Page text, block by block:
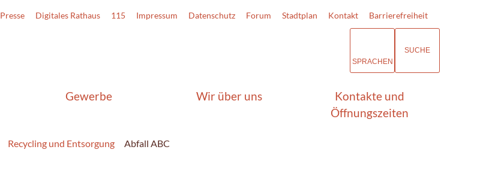
Presse Digitales Rathaus 115 Impressum Datenschutz Forum Stadtplan Kontakt Barrierefreiheit
SPRACHEN
SUCHE
Gewerbe Wir über uns
Kontakte und
Öffnungszeiten
Recycling und Entsorgung Abfall ABC